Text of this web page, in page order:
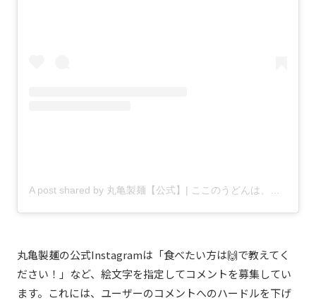
丸亀製麺の公式Instagramは「食べたい方は🙌で教えてく
ださい！」など、絵文字を指定してコメントを募集してい
ます。これには、ユーザーのコメントへのハードルを下げ